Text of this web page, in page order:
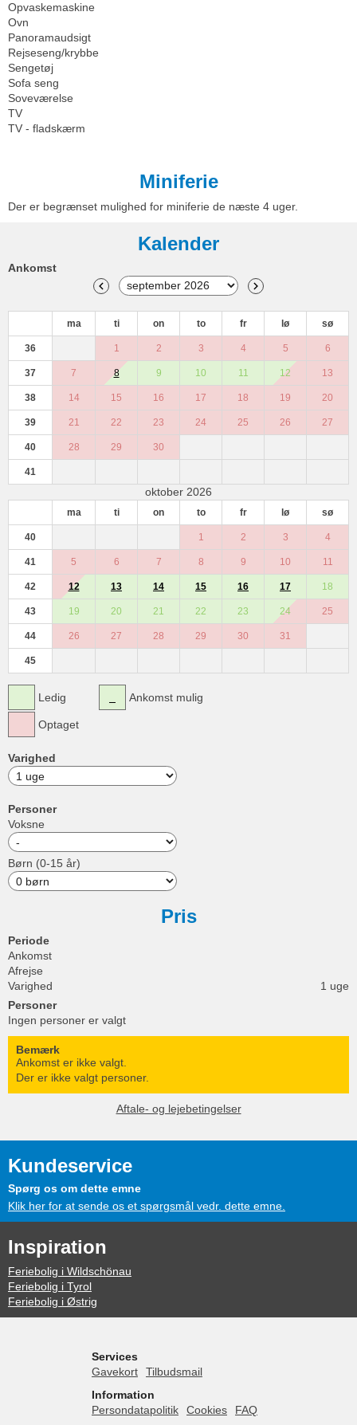
Opvaskemaskine
Ovn
Panoramaudsigt
Rejseseng/krybbe
Sengetøj
Sofa seng
Soveværelse
TV
TV - fladskærm
Miniferie
Der er begrænset mulighed for miniferie de næste 4 uger.
Kalender
Ankomst
ma ti on to fr lø sø
36 1 2 3 4 5 6
37 7 8 9 10 11 12 13
38 14 15 16 17 18 19 20
39 21 22 23 24 25 26 27
40 28 29 30
41
oktober 2026
ma ti on to fr lø sø
40 1 2 3 4
41 5 6 7 8 9 10 11
42 12 13 14 15 16 17 18
43 19 20 21 22 23 24 25
44 26 27 28 29 30 31
45
Ledig
Optaget
Ankomst mulig
Varighed
Personer
Voksne
Børn (0-15 år)
Pris
Periode
Ankomst
Afrejse
Varighed
1 uge
Personer
Ingen personer er valgt
Bemærk
Ankomst er ikke valgt.
Der er ikke valgt personer.
Aftale- og lejebetingelser
Kundeservice
Spørg os om dette emne
Klik her for at sende os et spørgsmål vedr. dette emne.
Inspiration
Feriebolig i Wildschönau
Feriebolig i Tyrol
Feriebolig i Østrig
Services
Gavekort
Tilbudsmail
Information
Persondatapolitik
Cookies FAQ